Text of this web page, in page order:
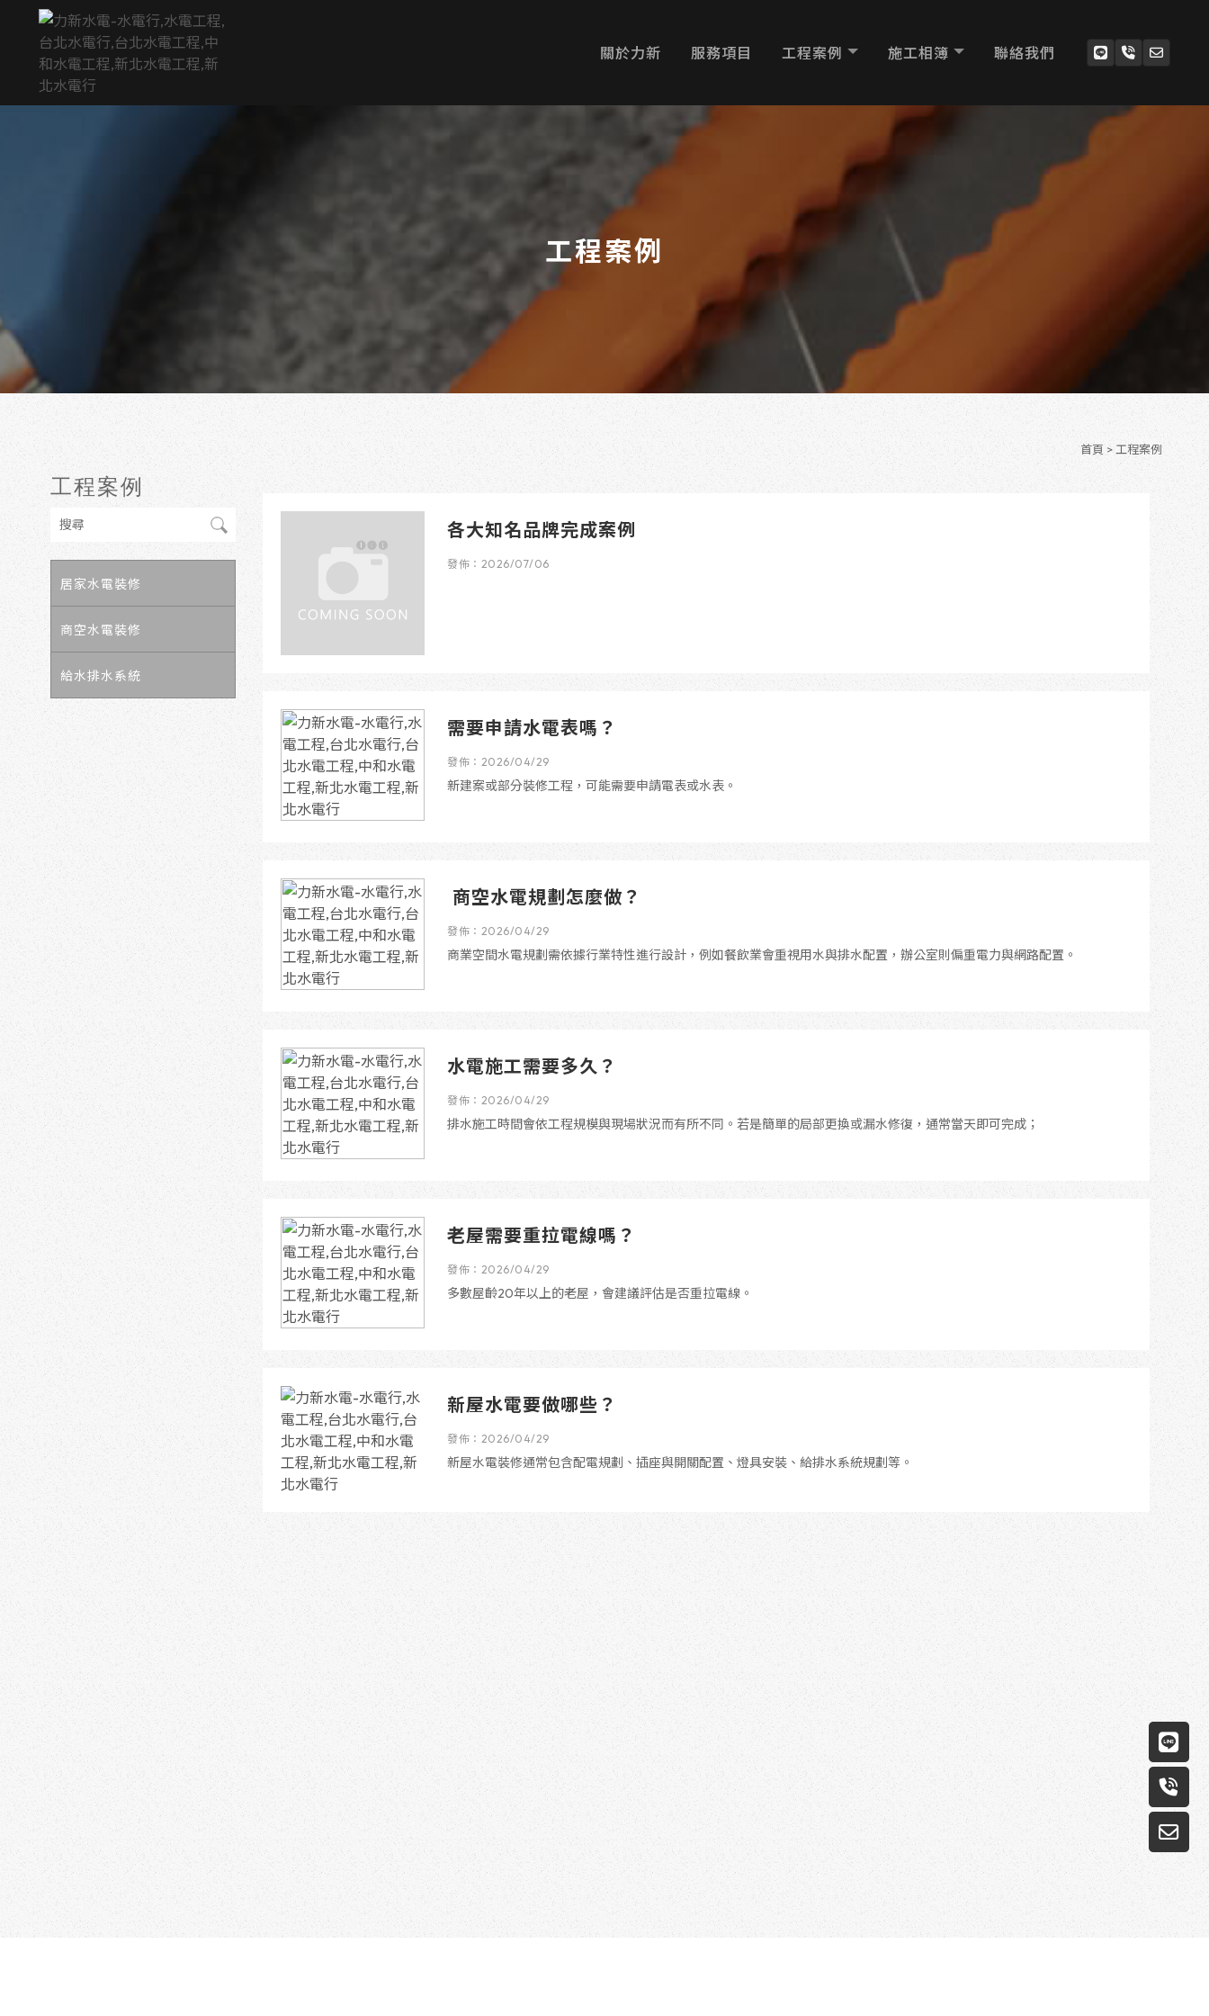
關於力新 服務項目 工程案例 施工相簿 聯絡我們
工程案例
首頁 > 工程案例
工程案例
居家水電裝修
商空水電裝修
給水排水系統
各大知名品牌完成案例
發佈：2026/07/06
需要申請水電表嗎？
發佈：2026/04/29
新建案或部分裝修工程，可能需要申請電表或水表。
商空水電規劃怎麼做？
發佈：2026/04/29
商業空間水電規劃需依據行業特性進行設計，例如餐飲業會重視用水與排水配置，辦公室則偏重電力與網路配置。
水電施工需要多久？
發佈：2026/04/29
排水施工時間會依工程規模與現場狀況而有所不同。若是簡單的局部更換或漏水修復，通常當天即可完成；
老屋需要重拉電線嗎？
發佈：2026/04/29
多數屋齡20年以上的老屋，會建議評估是否重拉電線。
新屋水電要做哪些？
發佈：2026/04/29
新屋水電裝修通常包含配電規劃、插座與開關配置、燈具安裝、給排水系統規劃等。